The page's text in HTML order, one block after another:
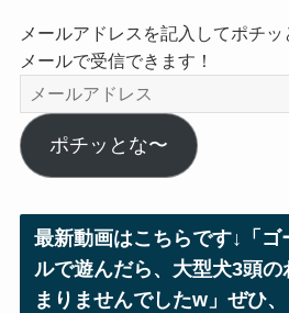
メールアドレスを記入してポチ
メールで受信できます！
メ
ー
ル
ア
ス
ポチッとな〜
最新動画はこちらです↓「
ルで遊んだら、大型犬3頭
まりませんでしたw」ぜひ